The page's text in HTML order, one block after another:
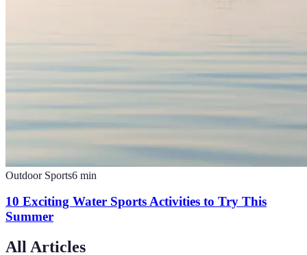
Outdoor Sports6 min
10 Exciting Water Sports Activities to Try This
Summer
All Articles